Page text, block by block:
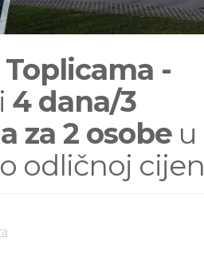
-
4 dana/3
za 2 osobe u
odličnoj